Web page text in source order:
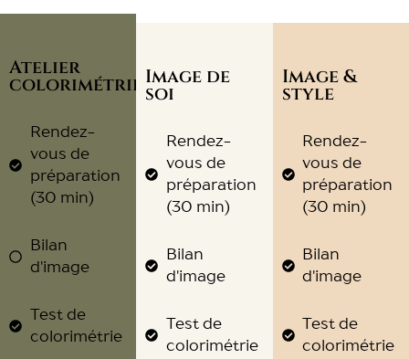
Atelier
colorimétrie
Rendez-
vous de
préparation
(30 min)
Bilan
d'image
Test de
colorimétrie
Image de
soi
Rendez-
vous de
préparation
(30 min)
Bilan
d'image
Test de
colorimétrie
Image &
style
Rendez-
vous de
préparation
(30 min)
Bilan
d'image
Test de
colorimétrie